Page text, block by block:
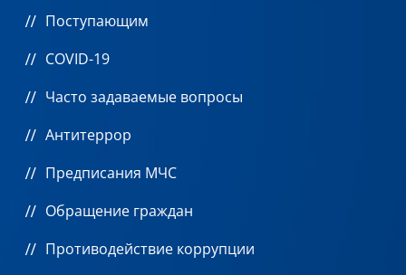
Поступающим
COVID-19
Часто задаваемые вопросы
Антитеррор
Предписания МЧС
Обращение граждан
Противодействие коррупции